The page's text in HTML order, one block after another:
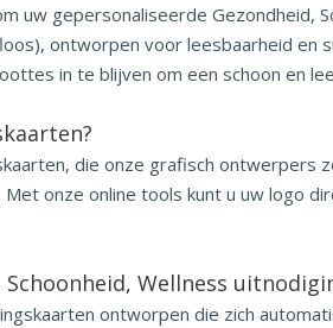
uw gepersonaliseerde Gezondheid,
ontworpen voor leesbaarheid
in te blijven om een schoon en
die onze grafisch
onze online tools kunt u uw logo
Wellness
ontworpen die zich